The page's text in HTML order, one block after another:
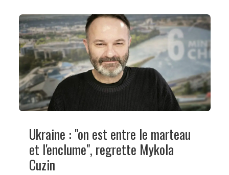
Ukraine : "on est entre le marteau
et l'enclume", regrette Mykola
Cuzin